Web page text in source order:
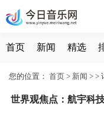
首页 新闻 精选
您的位置： 首页 > 新闻 > >
世界观焦点：航宇科